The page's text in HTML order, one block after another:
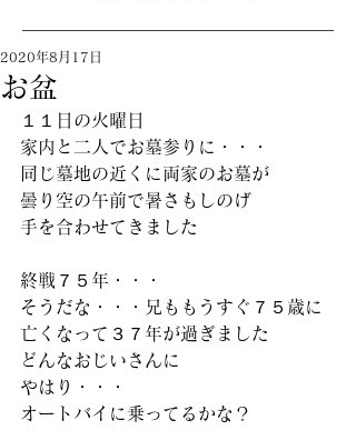
お盆
2020年8月17日
１１日の火曜日
家内と二人でお墓参りに・・・
同じ墓地の近くに両家のお墓が
曇り空の午前で暑さもしのげ
手を合わせてきました
終戦７５年・・・
そうだな・・・兄ももうすぐ７５歳に
亡くなって３７年が過ぎました
どんなおじいさんに
やはり・・・
オートバイに乗ってるかな？